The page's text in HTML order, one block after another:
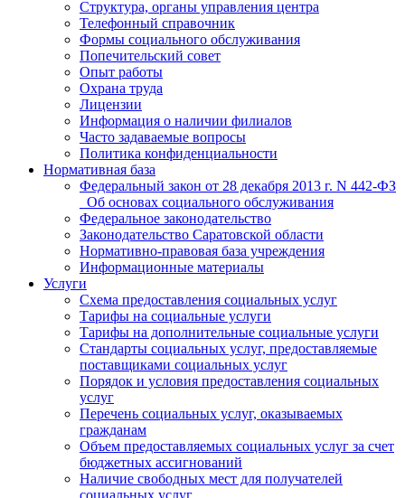
Структура, органы управления центра
Телефонный справочник
Формы социального обслуживания
Попечительский совет
Опыт работы
Охрана труда
Лицензии
Информация о наличии филиалов
Часто задаваемые вопросы
Политика конфиденциальности
Нормативная база
Федеральный закон от 28 декабря 2013 г. N 442-ФЗ
_Об основах социального обслуживания
Федеральное законодательство
Законодательство Саратовской области
Нормативно-правовая база учреждения
Информационные материалы
Услуги
Схема предоставления социальных услуг
Тарифы на социальные услуги
Тарифы на дополнительные социальные услуги
Стандарты социальных услуг, предоставляемые
поставщиками социальных услуг
Порядок и условия предоставления социальных
услуг
Перечень социальных услуг, оказываемых
гражданам
Объем предоставляемых социальных услуг за счет
бюджетных ассигнований
Наличие свободных мест для получателей
социальных услуг